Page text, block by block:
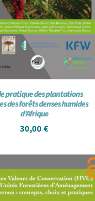
pratique des plantations
des forêts denses humides
d’Afrique
30,00€